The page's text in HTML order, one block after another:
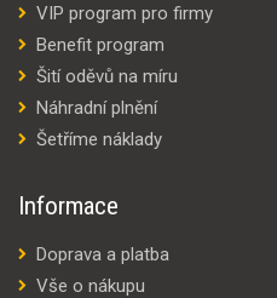
VIP program pro firmy
Benefit program
Šití oděvů na míru
Náhradní plnění
Šetříme náklady
Informace
Doprava a platba
Vše o nákupu